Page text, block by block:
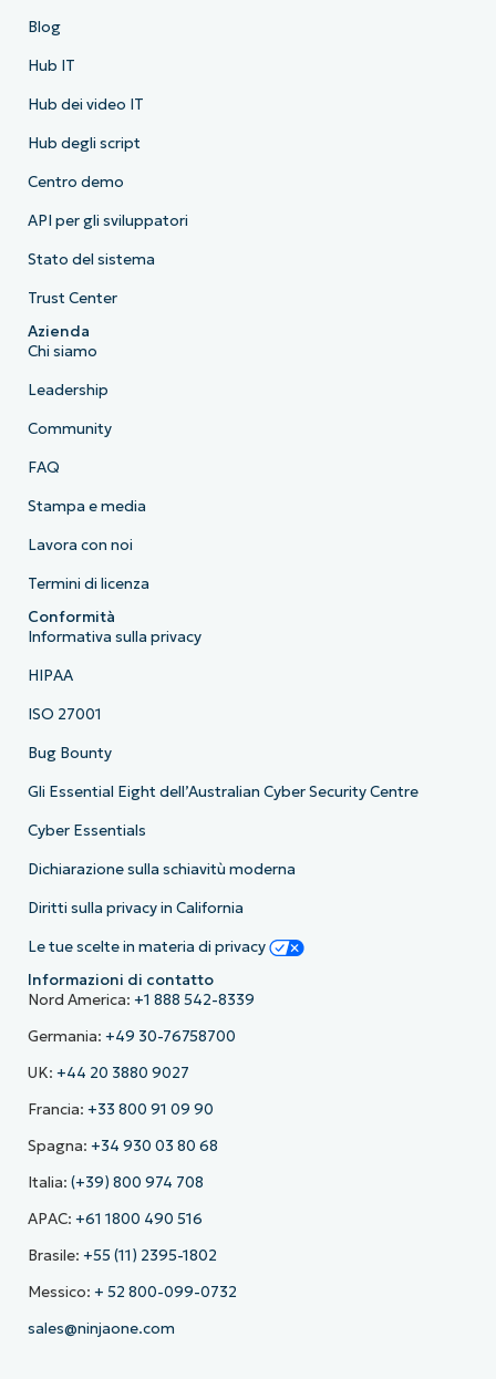
Blog
Hub IT
Hub dei video IT
Hub degli script
Centro demo
API per gli sviluppatori
Stato del sistema
Trust Center
Azienda
Chi siamo
Leadership
Community
FAQ
Stampa e media
Lavora con noi
Termini di licenza
Conformità
Informativa sulla privacy
HIPAA
ISO 27001
Bug Bounty
Gli Essential Eight dell’Australian Cyber Security Centre
Cyber Essentials
Dichiarazione sulla schiavitù moderna
Diritti sulla privacy in California
Le tue scelte in materia di privacy
Informazioni di contatto
Nord America: +1 888 542-8339
Germania: +49 30-76758700
UK: +44 20 3880 9027
Francia: +33 800 91 09 90
Spagna: +34 930 03 80 68
Italia: (+39) 800 974 708
APAC: +61 1800 490 516
Brasile: +55 (11) 2395-1802
Messico: + 52 800-099-0732
sales@ninjaone.com